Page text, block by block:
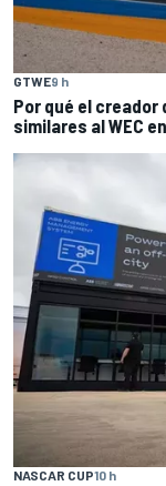
GTWE9 h
Por qué el creador
similares al WEC
NASCAR CUP10 h